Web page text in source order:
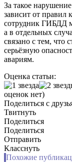
За такое
зависит от правил
сотрудник ГИБДД
а в отдельных
связано с тем, что
серьёзную
авариям.
Оценка статьи:
оценок нет)
Поделиться с
Твитнуть
Поделиться
Поделиться
Отправить
Класснуть
Похожие